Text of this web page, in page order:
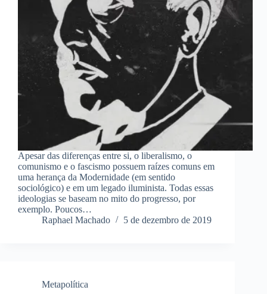
Apesar das diferenças entre si, o liberalismo, o
comunismo e o fascismo possuem raízes comuns em
uma herança da Modernidade (em sentido
sociológico) e em um legado iluminista. Todas essas
ideologias se baseam no mito do progresso, por
exemplo. Poucos…
Raphael Machado
5 de dezembro de 2019
Metapolítica